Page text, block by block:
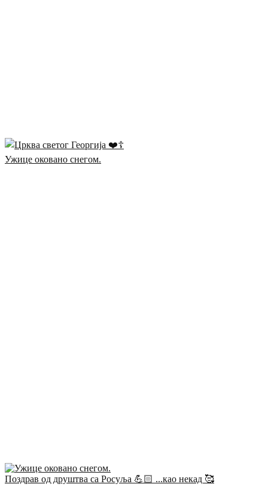
Ужице оковано снегом.
Поздрав од друштва са Росуља 💪🏻 ...као некад 🥰